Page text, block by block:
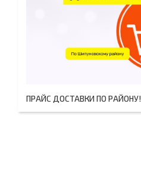
ПРАЙС ДОСТАВКИ ПО РАЙОНУ!